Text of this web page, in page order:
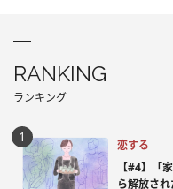
RANKING
ランキング
恋する
【#4】「
ら解放さ